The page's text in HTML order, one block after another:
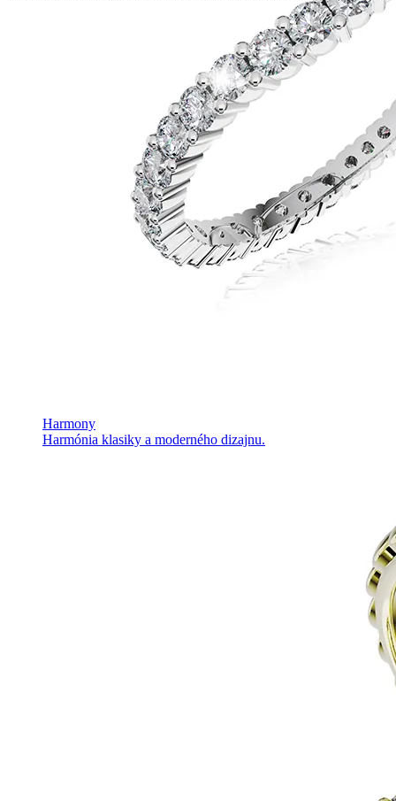
Harmony
Harmónia klasiky a moderného dizajnu.